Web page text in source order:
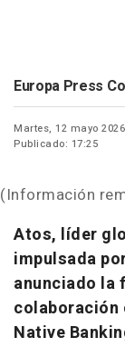
Europa Press
Martes, 12 mayo 2026
Publicado: 17:25
(Información
Atos, líder
impulsada
anunciado la
colaboración
Native